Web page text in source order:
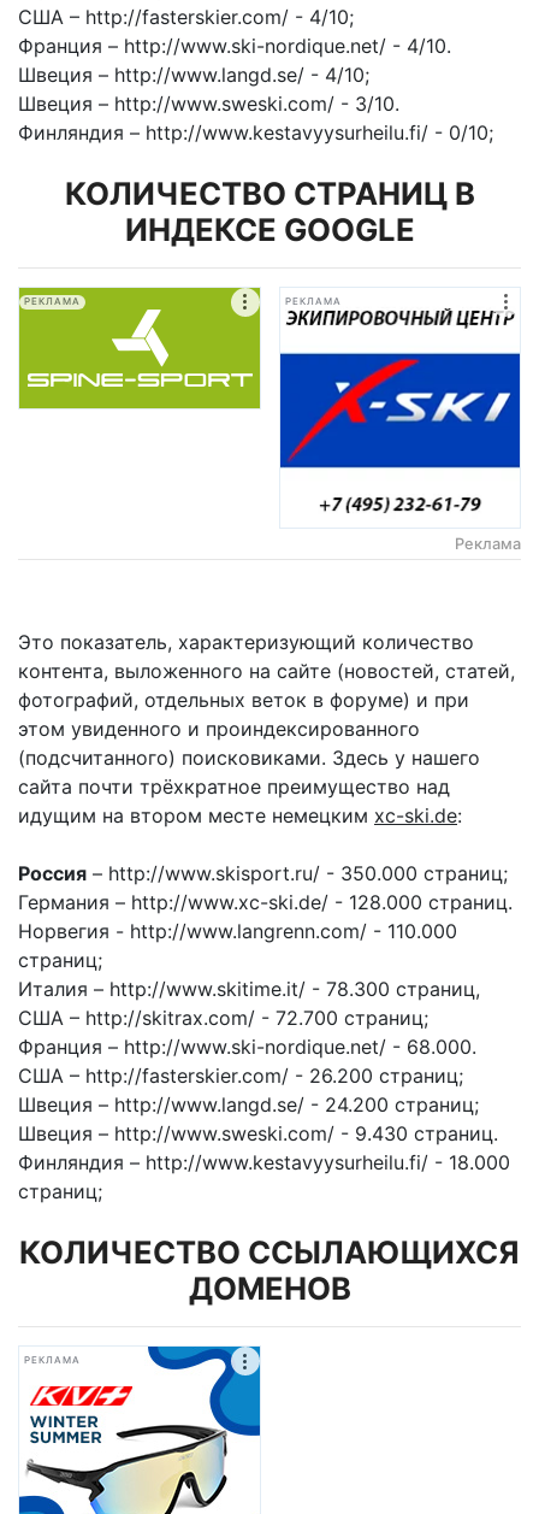
США – http://fasterskier.com/ - 4/10;
Франция – http://www.ski-nordique.net/ - 4/10.
Швеция – http://www.langd.se/ - 4/10;
Швеция – http://www.sweski.com/ - 3/10.
Финляндия – http://www.kestavyysurheilu.fi/ - 0/10;
КОЛИЧЕСТВО СТРАНИЦ В
ИНДЕКСЕ GOOGLE
РЕКЛАМА РЕКЛАМА
Реклама
Это показатель, характеризующий количество
контента, выложенного на сайте (новостей, статей,
фотографий, отдельных веток в форуме) и при
этом увиденного и проиндексированного
(подсчитанного) поисковиками. Здесь у нашего
сайта почти трёхкратное преимущество над
идущим на втором месте немецким xc-ski.de:
Россия – http://www.skisport.ru/ - 350.000 страниц;
Германия – http://www.xc-ski.de/ - 128.000 страниц.
Норвегия - http://www.langrenn.com/ - 110.000
страниц;
Италия – http://www.skitime.it/ - 78.300 страниц,
США – http://skitrax.com/ - 72.700 страниц;
Франция – http://www.ski-nordique.net/ - 68.000.
США – http://fasterskier.com/ - 26.200 страниц;
Швеция – http://www.langd.se/ - 24.200 страниц;
Швеция – http://www.sweski.com/ - 9.430 страниц.
Финляндия – http://www.kestavyysurheilu.fi/ - 18.000
страниц;
КОЛИЧЕСТВО ССЫЛАЮЩИХСЯ
ДОМЕНОВ
РЕКЛАМА